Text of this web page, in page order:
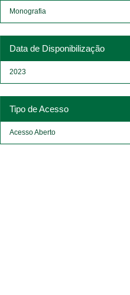
Monografia
Data de Disponibilização
2023
Tipo de Acesso
Acesso Aberto